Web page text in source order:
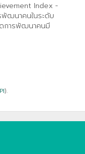
Index -
พัฒนาคนในระดับ
การพัฒนาคนมี
).